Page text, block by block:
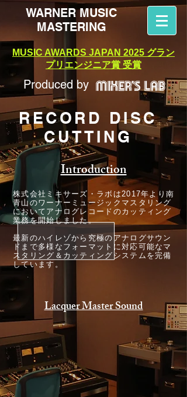
WARNER MUSIC
MASTERING
MUSIC AWARDS JAPAN 2025 グラン
プリエンジニア賞 受賞
Produced by
RECORD DISC
CUTTING
Introduction
株式会社ミキサーズ・ラボは2017年より南
青山のワーナーミュージックマスタリング
においてアナログレコードのカッティング
業務を開始しました。
最新のハイレゾから究極のアナログサウン
ドまで多様なフォーマットに対応可能なマ
スタリング＆カッティングシステムを完備
しています。
Lacquer Master Sound